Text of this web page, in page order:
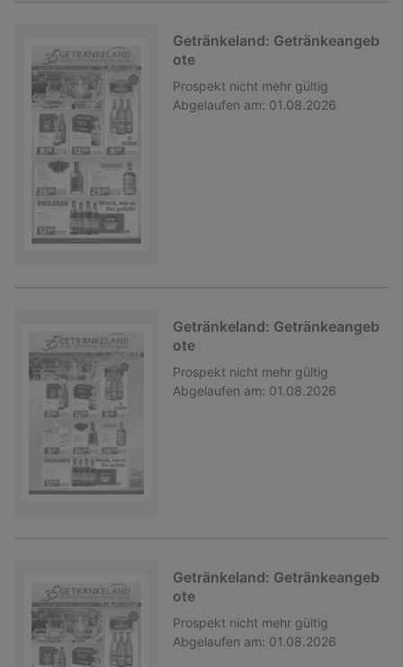
Getränkeland: Getränkeangeb
ote
Prospekt nicht mehr gültig
Abgelaufen am: 01.08.2026
Getränkeland: Getränkeangeb
ote
Prospekt nicht mehr gültig
Abgelaufen am: 01.08.2026
Getränkeland: Getränkeangeb
ote
Prospekt nicht mehr gültig
Abgelaufen am: 01.08.2026